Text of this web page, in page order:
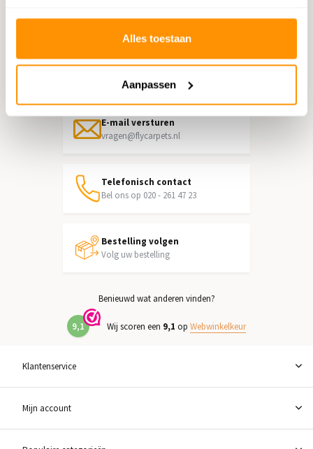
Alles toestaan
Aanpassen
Informatie over het terugsturen
Chat direct
E-mail versturen
vragen@flycarpets.nl
Telefonisch contact
Bel ons op 020 - 261 47 23
Bestelling volgen
Volg uw bestelling
Benieuwd wat anderen vinden?
9,1 Wij scoren een 9,1 op Webwinkelkeur
Klantenservice
Mijn account